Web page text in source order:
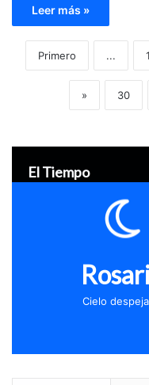
Leer más »
Primero ...
» 30
El Tiempo
Cielo